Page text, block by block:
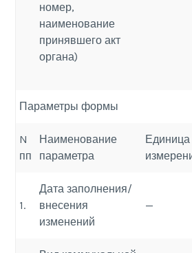
номер,
наименование
принявшего акт
органа)
Параметры формы
N
пп
Наименование
параметра
Единица
1.
Дата заполнения/
внесения
изменений
—